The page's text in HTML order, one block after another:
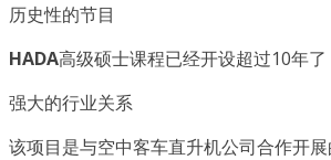
历史性的节目
HADA高级硕士课程已经开设超过10年了
强大的行业关系
该项目是与空中客车直升机公司合作开展